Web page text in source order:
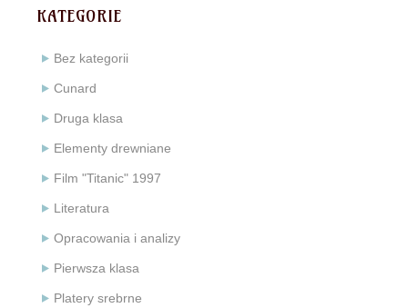
KATEGORIE
Bez kategorii
Cunard
Druga klasa
Elementy drewniane
Film "Titanic" 1997
Literatura
Opracowania i analizy
Pierwsza klasa
Platery srebrne